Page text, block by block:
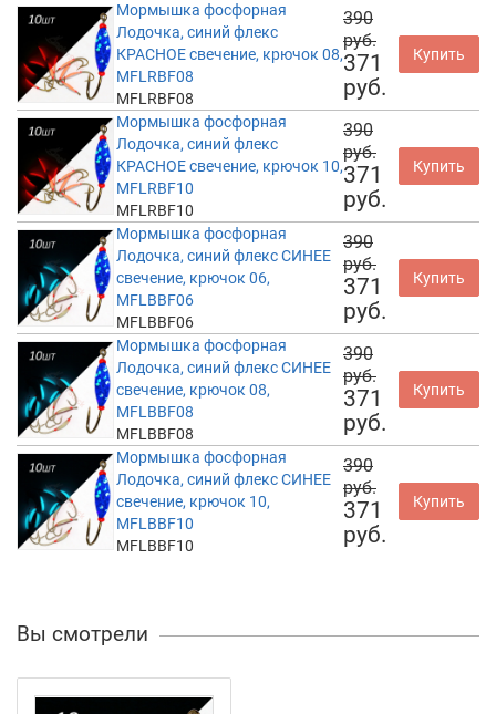
Мормышка фосфорная
Лодочка, синий флекс
КРАСНОЕ свечение, крючок 08,
MFLRBF08
MFLRBF08
390
руб.
371
руб.
Купить
Мормышка фосфорная
Лодочка, синий флекс
КРАСНОЕ свечение, крючок 10,
MFLRBF10
MFLRBF10
390
руб.
371
руб.
Купить
Мормышка фосфорная
Лодочка, синий флекс СИНЕЕ
свечение, крючок 06,
MFLBBF06
MFLBBF06
390
руб.
371
руб.
Купить
Мормышка фосфорная
Лодочка, синий флекс СИНЕЕ
свечение, крючок 08,
MFLBBF08
MFLBBF08
390
руб.
371
руб.
Купить
Мормышка фосфорная
Лодочка, синий флекс СИНЕЕ
свечение, крючок 10,
MFLBBF10
MFLBBF10
390
руб.
371
руб.
Купить
Вы смотрели